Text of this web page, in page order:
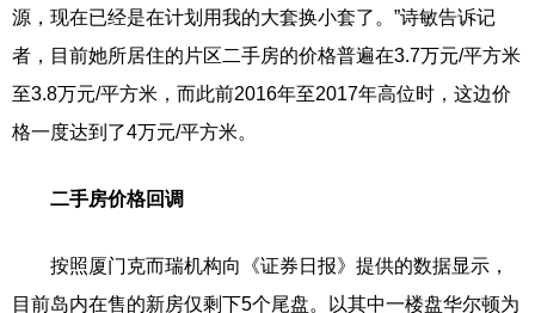
源，现在已经是在计划用我的大套换小套了。”诗敏告诉记
者，目前她所居住的片区二手房的价格普遍在3.7万元/平方米
至3.8万元/平方米，而此前2016年至2017年高位时，这边价
格一度达到了4万元/平方米。
二手房价格回调
按照厦门克而瑞机构向《证券日报》提供的数据显示，
目前岛内在售的新房仅剩下5个尾盘。以其中一楼盘华尔顿为